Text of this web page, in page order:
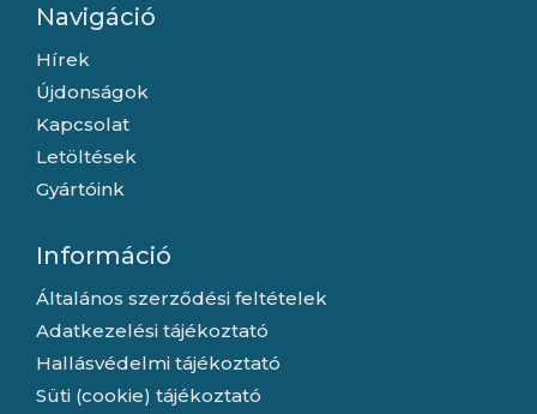
Navigáció
Hírek
Újdonságok
Kapcsolat
Letöltések
Gyártóink
Információ
Általános szerződési feltételek
Adatkezelési tájékoztató
Hallásvédelmi tájékoztató
Süti (cookie) tájékoztató